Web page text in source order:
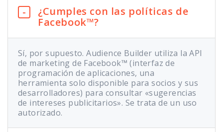
¿Cumples con las políticas de
Facebook™?
Sí, por supuesto. Audience Builder utiliza la API
de marketing de Facebook™ (interfaz de
programación de aplicaciones, una
herramienta solo disponible para socios y sus
desarrolladores) para consultar «sugerencias
de intereses publicitarios». Se trata de un uso
autorizado.